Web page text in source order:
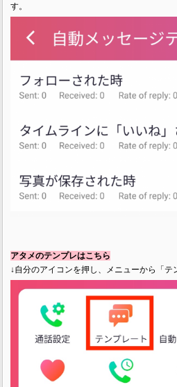
す。
アタメのテンプレはこちら
↓自分のアイコンを押し、メニューから「テ